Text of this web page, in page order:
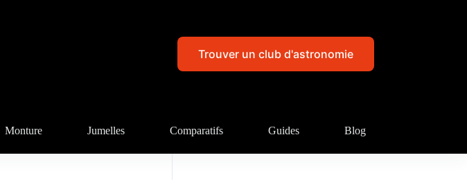
Trouver un club d'astronomie
Monture Jumelles Comparatifs Guides Blog